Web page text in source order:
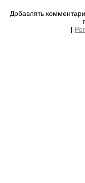
Добавлять
[